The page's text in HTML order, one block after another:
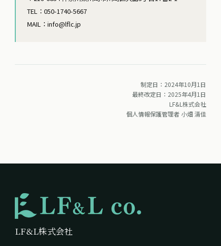
TEL：050-1740-5667
MAIL：info@lflc.jp
制定日：2024年10月1日
最終改定日：2025年4月1日
LF&L株式会社
個人情報保護管理者 小畑 清佳
LF&L株式会社